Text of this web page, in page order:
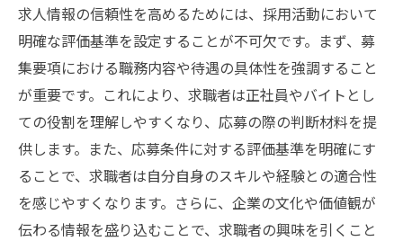
求人情報の信頼性を高めるためには、採用活動において
明確な評価基準を設定することが不可欠です。まず、募
集要項における職務内容や待遇の具体性を強調すること
が重要です。これにより、求職者は正社員やバイトとし
ての役割を理解しやすくなり、応募の際の判断材料を提
供します。また、応募条件に対する評価基準を明確にす
ることで、求職者は自分自身のスキルや経験との適合性
を感じやすくなります。さらに、企業の文化や価値観が
伝わる情報を盛り込むことで、求職者の興味を引くこと